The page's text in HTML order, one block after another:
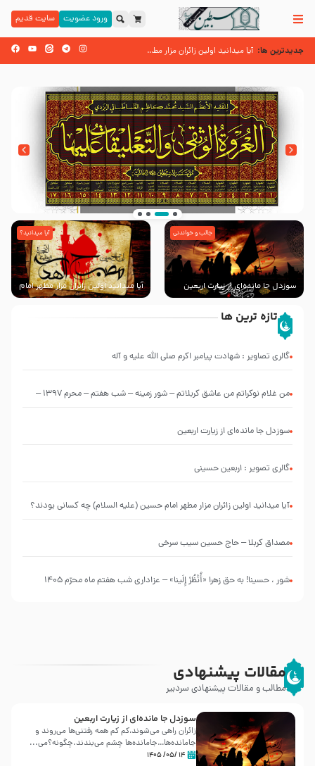
ورود عضویت سایت قدیم
جدیدترین ها: آیا میدانید اولین زائران مزار مطهر امام حسین (علیه السلام) چه کسانی بودند؟
اسنادی کهن دال بر شهرت زیارت اربعین نزد امامیه در قرن ۶ و ۷ هجری زائران اربعین حسینی
انتشار کتاب ” العروة الوثقى و التعليقات عليها”
با طرحی بسیار زیبا و شکیل
سوزدل جا مانده‌ای از زیارت اربعین
جالب و خواندنی
آیا میدانید اولین زائران مزار مطهر امام
حسین (علیه السلام) چه کسانی
آیا میدانید؟
تازه ترین ها
گالری تصاویر : شهادت پیامبر اکرم صلی الله علیه و آله
من غلام نوکراتم من عاشق کربلاتم – شور زمینه – شب هفتم – محرم 1397 –
سوزدل جا مانده‌ای از زیارت اربعین
گالری تصویر : اربعین حسینی
آیا میدانید اولین زائران مزار مطهر امام حسین (علیه السلام) چه کسانی بودند؟
مصداق کربلا – حاج حسین سیب سرخی
شور ، حسینا! به‌ حق زهرا «أُنْظُرْ إِلَینا» – عزاداری شب هفتم ماه محرّم 1405
مقالات پیشنهادی
مطالب و مقالات پیشنهادی سردبیر
سوزدل جا مانده‌ای از زیارت اربعین
زائران راهی می‌شوند،کم‌ کم همه رفتنی‌ها می‌روند و
جامانده‌ها…جامانده‌ها چشم می‌بندند.چگونه؟می‌...
۱۴ /۰۵/ ۱۴۰۵